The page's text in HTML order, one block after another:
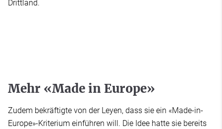
Drittland.
Mehr «Made in Europe»
Zudem bekräftigte von der Leyen, dass sie ein «Made-in-
Europe»-Kriterium einführen will. Die Idee hatte sie bereits